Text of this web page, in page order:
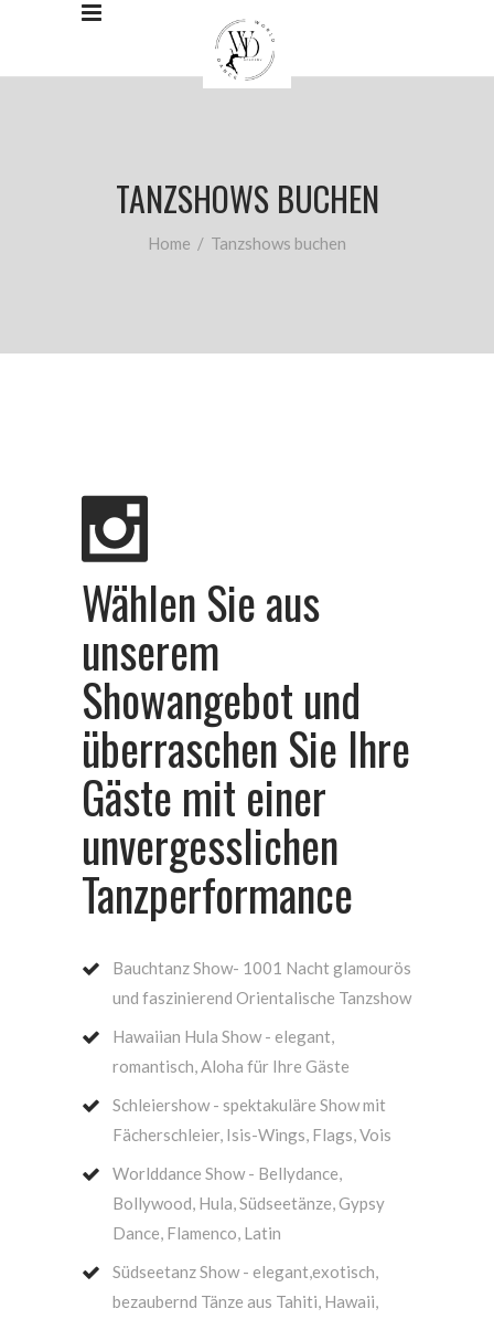
TANZSHOWS BUCHEN
Home / Tanzshows buchen
Wählen Sie aus
unserem
Showangebot und
überraschen Sie Ihre
Gäste mit einer
unvergesslichen
Tanzperformance
Bauchtanz Show- 1001 Nacht glamourös
und faszinierend Orientalische Tanzshow
Hawaiian Hula Show - elegant,
romantisch, Aloha für Ihre Gäste
Schleiershow - spektakuläre Show mit
Fächerschleier, Isis-Wings, Flags, Vois
Worlddance Show - Bellydance,
Bollywood, Hula, Südseetänze, Gypsy
Dance, Flamenco, Latin
Südseetanz Show - elegant,exotisch,
bezaubernd Tänze aus Tahiti, Hawaii,